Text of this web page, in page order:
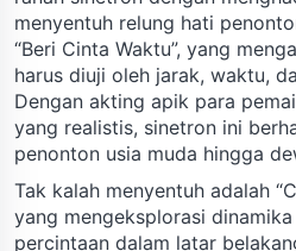
menyentuh relung hati
“Beri Cinta Waktu”, yang
harus diuji oleh jarak, waktu,
Dengan akting apik para
yang realistis, sinetron ini
penonton usia muda hingga
Tak kalah menyentuh adalah
yang mengeksplorasi
percintaan dalam latar